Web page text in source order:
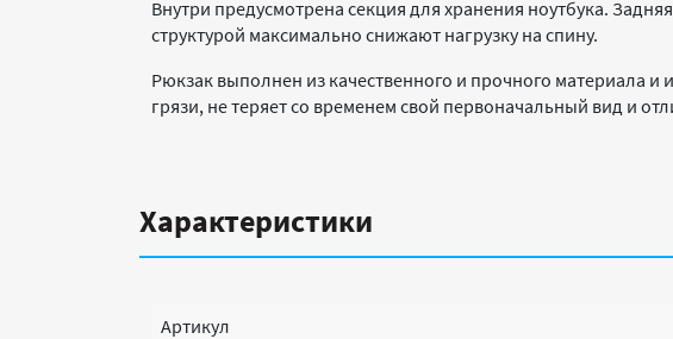
Внутри предусмотрена секция для хранения ноутбука.
структурой максимально снижают нагрузку на спину.
Рюкзак выполнен из качественного и прочного материала
грязи, не теряет со временем свой первоначальный вид и
Характеристики
Артикул